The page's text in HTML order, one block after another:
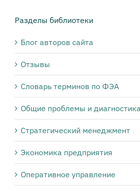
Разделы библиотеки
Блог авторов сайта
Отзывы
Словарь терминов по ФЭА
Общие проблемы и
Стратегический менеджмент
Экономика предприятия
Оперативное управление